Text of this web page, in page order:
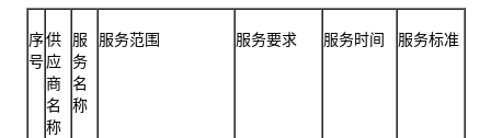
序
号
供
应
商
名
称
服
务
名
称
服务范围 服务要求 服务时间 服务标准